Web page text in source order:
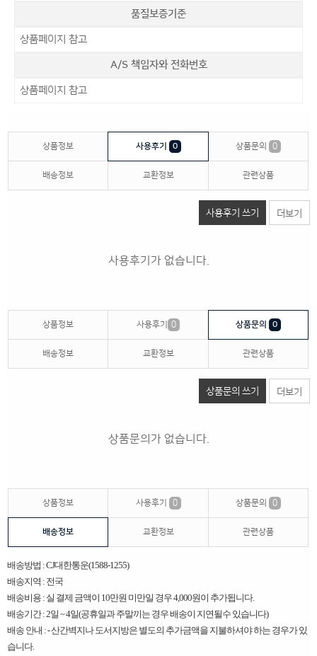
품질보증기준
상품페이지 참고
A/S 책임자와 전화번호
상품페이지 참고
상품정보 사용후기 0 상품문의 0
배송정보 교환정보 관련상품
사용후기 쓰기 더보기
사용후기가 없습니다.
상품정보 사용후기 0 상품문의 0
배송정보 교환정보 관련상품
상품문의 쓰기 더보기
상품문의가 없습니다.
상품정보 사용후기 0 상품문의 0
배송정보 교환정보 관련상품
배송방법 : CJ대한통운(1588-1255)
배송지역 : 전국
배송비용 : 실 결제 금액이 10만원 미만일 경우 4,000원이 추가됩니다.
배송기간 : 2일 ~ 4일(공휴일과 주말끼는 경우 배송이 지연될수 있습니다)
배송 안내 : - 산간벽지나 도서지방은 별도의 추가금액을 지불하셔야 하는 경우가 있
습니다.